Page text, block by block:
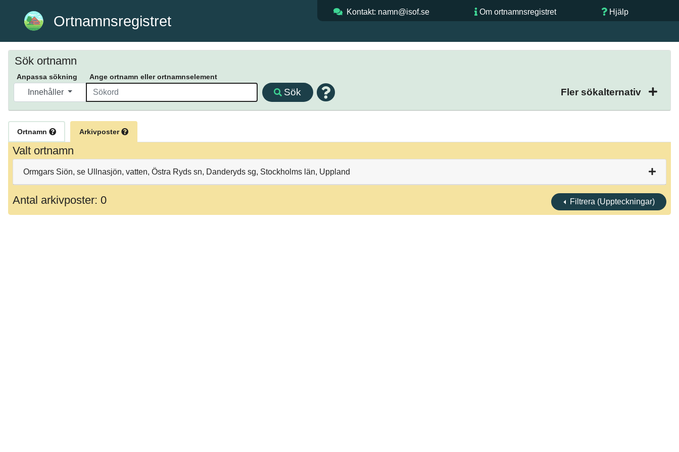
Ortnamnsregistret
Kontakt: namn@isof.se Om ortnamnsregistret Hjälp
Sök ortnamn
Anpassa sökning Ange ortnamn eller ortnamnselement
Innehåller Sök Fler sökalternativ
Ortnamn Arkivposter
Valt ortnamn
Ormgars Siön, se Ullnasjön, vatten, Östra Ryds sn, Danderyds sg, Stockholms län, Uppland
Antal arkivposter: 0 Filtrera (Uppteckningar)